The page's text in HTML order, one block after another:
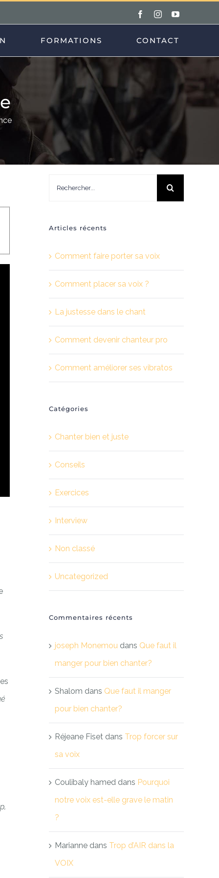
FacebookInstagramYouTube
FORMATIONS CONTACT
Articles récents
Comment faire porter sa voix
Comment placer sa voix ?
La justesse dans le chant
Comment devenir chanteur pro
Comment améliorer ses vibratos
Catégories
Chanter bien et juste
Conseils
Exercices
Interview
Non classé
Uncategorized
Commentaires récents
joseph Monemou dans Que faut il
manger pour bien chanter?
Shalom dans Que faut il manger
pour bien chanter?
Réjeane Fiset dans Trop forcer sur
sa voix
Coulibaly hamed dans Pourquoi
notre voix est-elle grave le matin
?
Marianne dans Trop d’AIR dans la
VOIX